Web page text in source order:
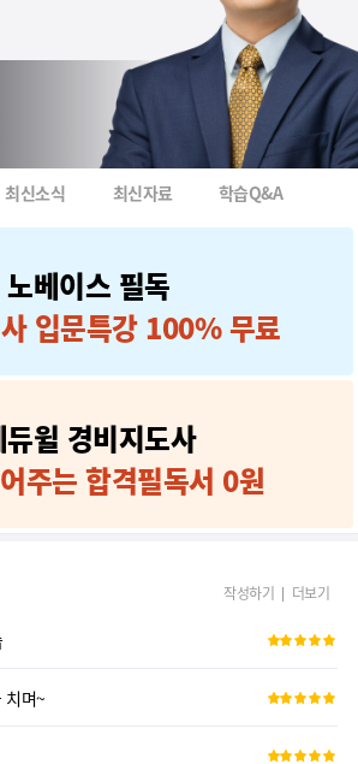
최신소식 최신자료 학습Q&A
노베이스 필독
입문특강 100% 무료
듀윌 경비지도사
주는 합격필독서 0원
작성하기 더보기
게 비유해서 설명
교수님화이팅!
사합니다
며~